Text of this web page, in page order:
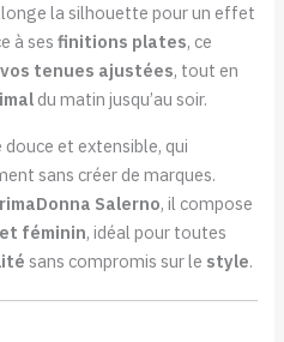
la silhouette pour un effet
à sesfinitions plates, ce
tenues ajustées, tout en
du matin jusqu’au soir.
et extensible, qui
sans créer de marques.
Salerno, il compose
féminin, idéal pour toutes
sans compromis sur le style.